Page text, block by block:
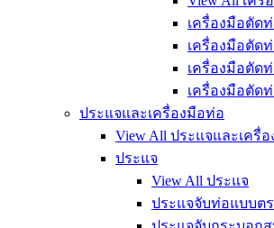
เครื่องมือตัด
เครื่องมือตัด
เครื่องมือตัด
เครื่องมือตัด
ประแจและเครื่องมือท่อ
View All ประแจและเครื่
ประแจ
View All ประแจ
ประแจจับท่อแบบต